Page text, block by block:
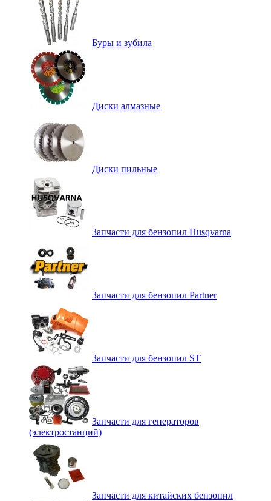
Буры и зубила
Диски алмазные
Диски пильные
Запчасти для бензопил Husqvarna
Запчасти для бензопил Partner
Запчасти для бензопил ST
Запчасти для генераторов
(электростанций)
Запчасти для китайских бензопил